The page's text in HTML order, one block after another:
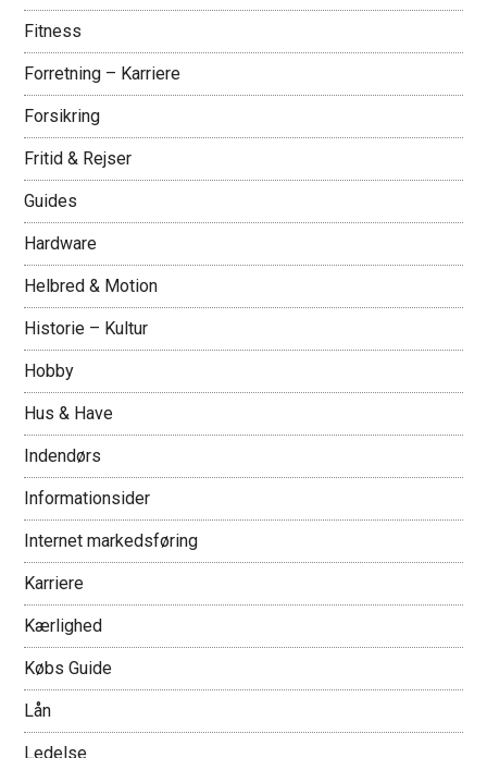
Fitness
Forretning – Karriere
Forsikring
Fritid & Rejser
Guides
Hardware
Helbred & Motion
Historie – Kultur
Hobby
Hus & Have
Indendørs
Informationsider
Internet markedsføring
Karriere
Kærlighed
Købs Guide
Lån
Ledelse